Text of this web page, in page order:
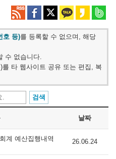
호 등)를 등록할 수 없으며, 해당
수 없습니다.
타 웹사이트 공유 또는 편집, 복
날짜
계 예산집행내역
26.06.24